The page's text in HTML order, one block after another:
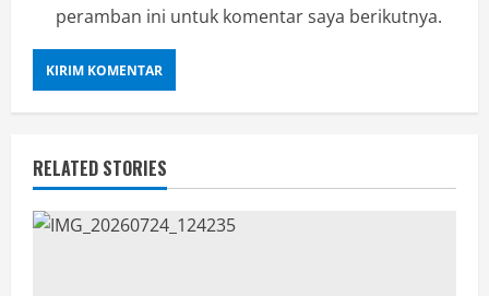
peramban ini untuk komentar saya berikutnya.
RELATED STORIES